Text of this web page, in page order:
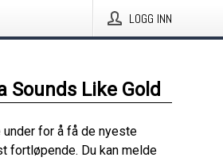
LOGG INN
Sounds Like Gold
for å få de nyeste
fortløpende. Du kan melde